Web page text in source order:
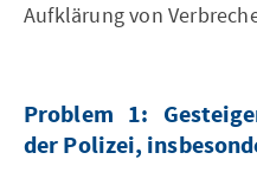
Aufklärung von
Problem 1:
der Polizei,